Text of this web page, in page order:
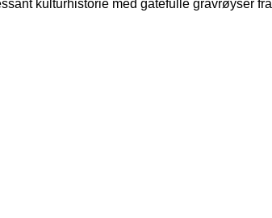
kulturhistorie med gåtefulle gravrøyser fra